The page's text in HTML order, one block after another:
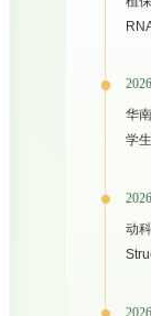
华
学
动